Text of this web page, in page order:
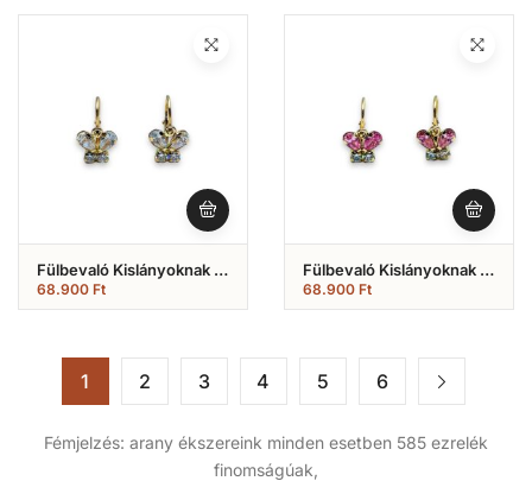
Fülbevaló Kislányoknak ,
Pillangós Modell , Fehér
Kövekkel (Nr.55)
68.900 Ft
Fülbevaló Kislányoknak ,
Pillangós Modell , Fehér
És Rózsaszín Köves (
68.900 Ft
1 2 3 4 5 6
Fémjelzés: arany ékszereink minden esetben 585 ezrelék
finomságúak,